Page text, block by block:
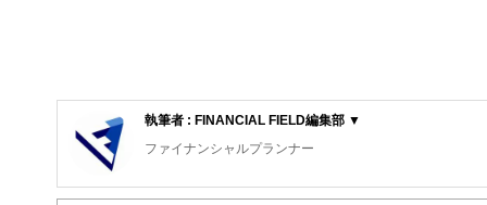
執筆者 : FINANCIAL FIELD編集部 ▼
ファイナンシャルプランナー
FinancialField編集部は、金融、経済に関する記事を、日